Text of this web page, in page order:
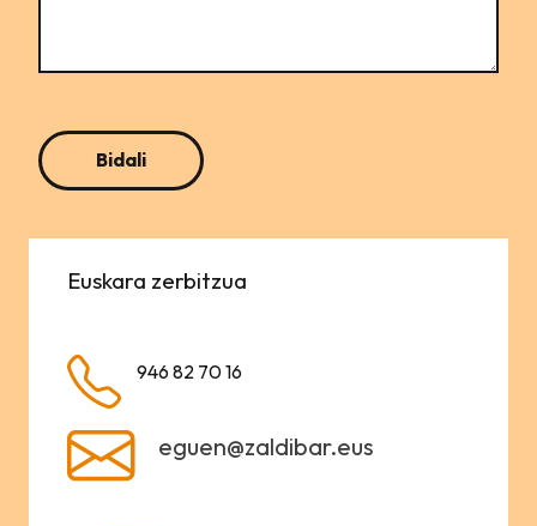
Euskara zerbitzua
946 82 70 16
eguen@zaldibar.eus